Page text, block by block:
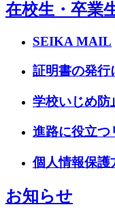
在校生・卒業
SEIKA MAIL
証明書の発行
学校いじめ防
進路に役立つ
個人情報保護
お知らせ